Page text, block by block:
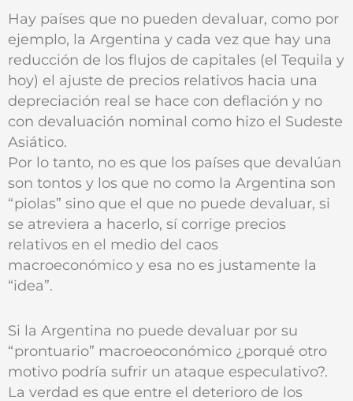
Hay países que no pueden devaluar, como por
ejemplo, la Argentina y cada vez que hay una
reducción de los flujos de capitales (el Tequila y
hoy) el ajuste de precios relativos hacia una
depreciación real se hace con deflación y no
con devaluación nominal como hizo el Sudeste
Asiático.
Por lo tanto, no es que los países que devalúan
son tontos y los que no como la Argentina son
“piolas” sino que el que no puede devaluar, si
se atreviera a hacerlo, sí corrige precios
relativos en el medio del caos
macroeconómico y esa no es justamente la
“idea”.
Si la Argentina no puede devaluar por su
“prontuario” macroeoconómico ¿porqué otro
motivo podría sufrir un ataque especulativo?.
La verdad es que entre el deterioro de los